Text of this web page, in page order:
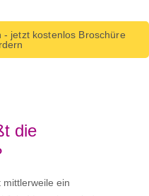
jetzt kostenlos Broschüre
die
ein